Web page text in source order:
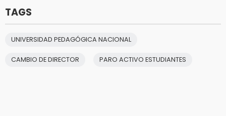
TAGS
UNIVERSIDAD PEDAGÓGICA NACIONAL
CAMBIO DE DIRECTOR PARO ACTIVO ESTUDIANTES